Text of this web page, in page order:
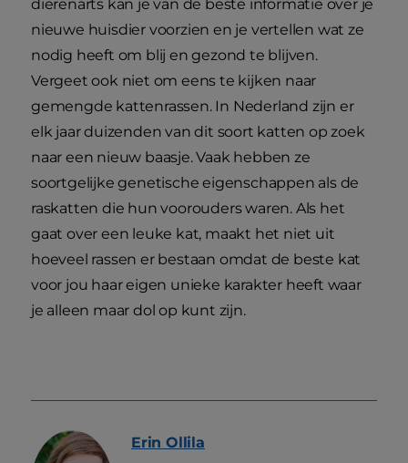
dierenarts kan je van de beste informatie over je
nieuwe huisdier voorzien en je vertellen wat ze
nodig heeft om blij en gezond te blijven.
Vergeet ook niet om eens te kijken naar
gemengde kattenrassen. In Nederland zijn er
elk jaar duizenden van dit soort katten op zoek
naar een nieuw baasje. Vaak hebben ze
soortgelijke genetische eigenschappen als de
raskatten die hun voorouders waren. Als het
gaat over een leuke kat, maakt het niet uit
hoeveel rassen er bestaan omdat de beste kat
voor jou haar eigen unieke karakter heeft waar
je alleen maar dol op kunt zijn.
Erin Ollila